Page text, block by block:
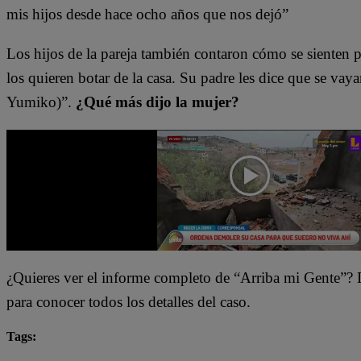
mis hijos desde hace ocho años que nos dejó”
Los hijos de la pareja también contaron cómo se
los quieren botar de la casa. Su padre les dice que se
Yumiko)”. ¿Qué más dijo la mujer?
¿Quieres ver el informe completo de “Arriba mi Gente”?
para conocer todos los detalles del caso.
Tags: